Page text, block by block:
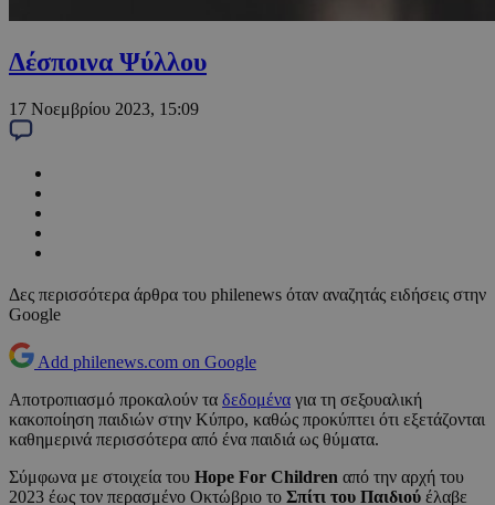
Δέσποινα Ψύλλου
17 Νοεμβρίου 2023, 15:09
Δες περισσότερα άρθρα του philenews όταν αναζητάς ειδήσεις στην
Google
Add philenews.com on Google
Αποτροπιασμό προκαλούν τα δεδομένα για τη σεξουαλική
κακοποίηση παιδιών στην Κύπρο, καθώς προκύπτει ότι εξετάζονται
καθημερινά περισσότερα από ένα παιδιά ως θύματα.
Σύμφωνα με στοιχεία του Hope For Children από την αρχή του
2023 έως τον περασμένο Οκτώβριο το Σπίτι του Παιδιού έλαβε